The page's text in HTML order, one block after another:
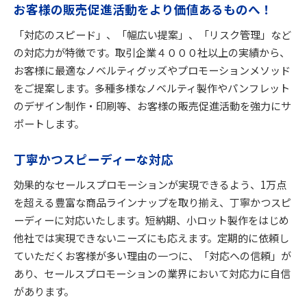
お客様の販売促進活動をより価値あるものへ！
「対応のスピード」、「幅広い提案」、「リスク管理」など
の対応⼒が特徴です。取引企業４０００社以上の実績から、
お客様に最適なノベルティグッズやプロモーションメソッド
をご提案します。多種多様なノベルティ製作やパンフレット
のデザイン制作・印刷等、お客様の販売促進活動を強⼒にサ
ポートします。
丁寧かつスピーディーな対応
効果的なセールスプロモーションが実現できるよう、1万点
を超える豊富な商品ラインナップを取り揃え、丁寧かつスピ
ーディーに対応いたします。短納期、⼩ロット製作をはじめ
他社では実現できないニーズにも応えます。定期的に依頼し
ていただくお客様が多い理由の⼀つに、「対応への信頼」が
あり、セールスプロモーションの業界において対応⼒に⾃信
があります。